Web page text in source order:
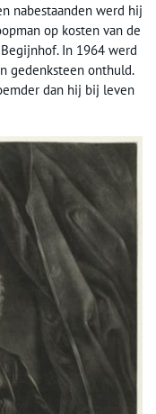
nabestaanden werd hij
op kosten van de
In 1964 werd
gedenksteen onthuld.
dan hij bij leven